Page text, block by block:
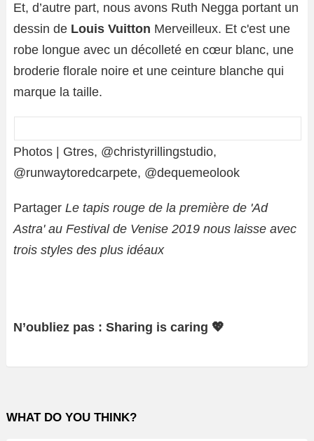
Et, d’autre part, nous avons Ruth Negga portant un
dessin de Louis Vuitton Merveilleux. Et c'est une
robe longue avec un décolleté en cœur blanc, une
broderie florale noire et une ceinture blanche qui
marque la taille.
Photos | Gtres, @christyrillingstudio,
@runwaytoredcarpete, @dequemeolook
Partager Le tapis rouge de la première de 'Ad
Astra' au Festival de Venise 2019 nous laisse avec
trois styles des plus idéaux
N’oubliez pas : Sharing is caring 💖
WHAT DO YOU THINK?